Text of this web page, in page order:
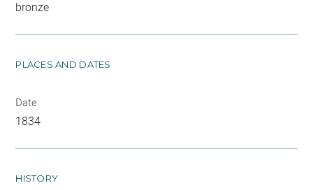
bronze
PLACES AND DATES
Date
1834
HISTORY